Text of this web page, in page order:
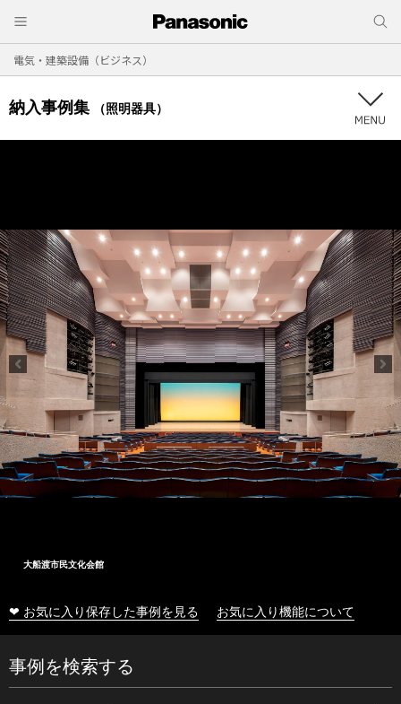
電気・建築設備（ビジネス）
納入事例集 （照明器具）
大船渡市民文化会館
❤ お気に入り保存した事例を見る お気に入り機能について
事例を検索する